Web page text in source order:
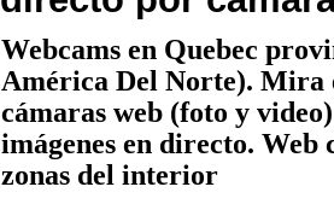
Webcams en Quebec
América Del Norte). Mira
cámaras web (foto y
imágenes en directo. Web
zonas del interior